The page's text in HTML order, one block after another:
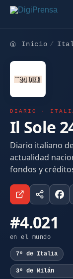
Inicio
DIARIO ·
Il Sole
Diario italiano
actualidad
fondos y
#4.021
en el mundo
7º de Italia
3º de Milán